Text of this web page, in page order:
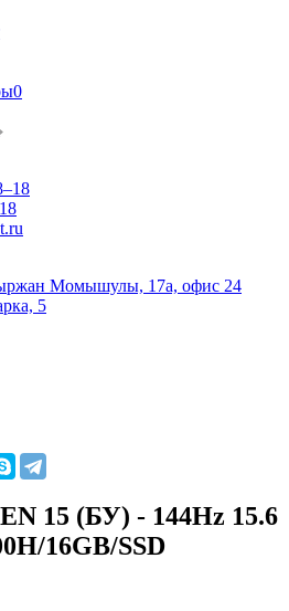
0
Момышулы, 17а, офис 24
5
15 (БУ) - 144Hz 15.6
16GB/SSD